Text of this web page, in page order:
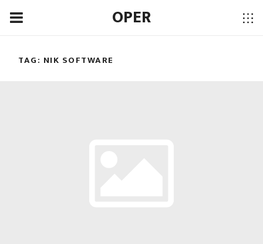
OPER
TAG: NIK SOFTWARE